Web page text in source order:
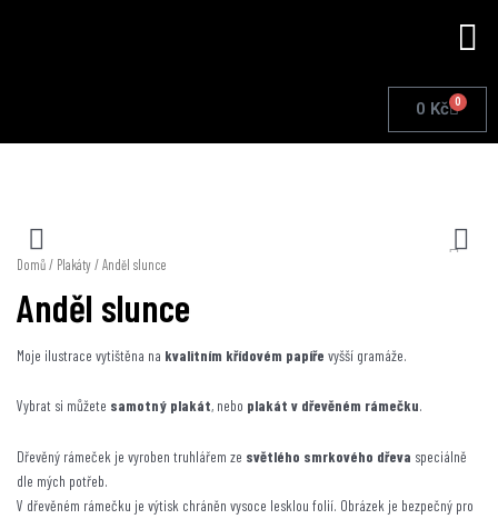
0 Kč 0Cart
Domů/ Plakáty/ Anděl slunce
Anděl slunce
Moje ilustrace vytištěna na kvalitním křídovém papíře vyšší gramáže.
Vybrat si můžete samotný plakát, nebo plakát v dřevěném rámečku.
Dřevěný rámeček je vyroben truhlářem ze světlého smrkového dřeva speciálně
dle mých potřeb.
V dřevěném rámečku je výtisk chráněn vysoce lesklou folií. Obrázek je bezpečný pro